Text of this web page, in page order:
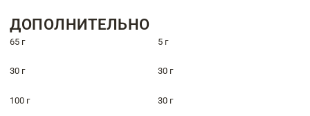
ДОПОЛНИТЕЛЬНО
65 г 5 г
30 г 30 г
100 г 30 г